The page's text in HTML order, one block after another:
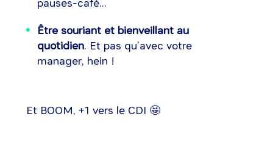
pauses-café...
Être souriant et bienveillant au
quotidien. Et pas qu’avec votre
manager, hein !
Et BOOM, +1 vers le CDI 🤩